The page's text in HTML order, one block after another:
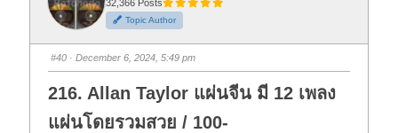
h
u
m
d
o
n
.
h
u
m
u
p
32,366 Posts
Topic Author
#40 · December 6, 2024, 5:49 pm
216. Allan Taylor แผ่นจีน มี 12 เพลง
แผ่นโดยรวมสวย / 100-